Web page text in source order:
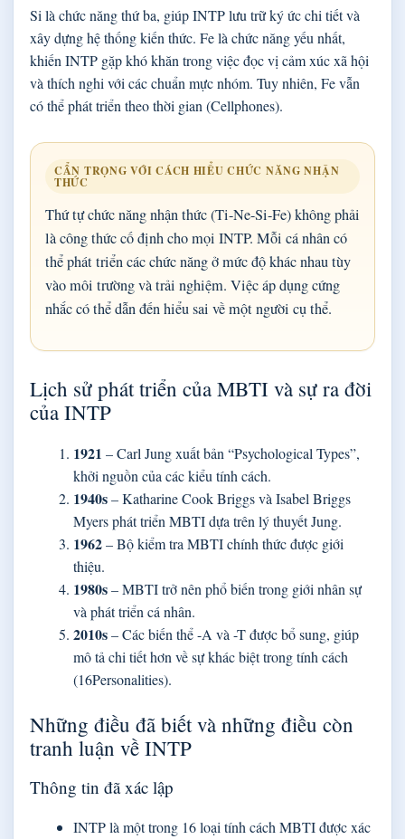
Si là chức năng thứ ba, giúp INTP lưu trữ ký ức chi tiết và
xây dựng hệ thống kiến thức. Fe là chức năng yếu nhất,
khiến INTP gặp khó khăn trong việc đọc vị cảm xúc xã hội
và thích nghi với các chuẩn mực nhóm. Tuy nhiên, Fe vẫn
có thể phát triển theo thời gian (Cellphones).
CẨN TRỌNG VỚI CÁCH HIỂU CHỨC NĂNG NHẬN
THỨC
Thứ tự chức năng nhận thức (Ti-Ne-Si-Fe) không phải
là công thức cố định cho mọi INTP. Mỗi cá nhân có
thể phát triển các chức năng ở mức độ khác nhau tùy
vào môi trường và trải nghiệm. Việc áp dụng cứng
nhắc có thể dẫn đến hiểu sai về một người cụ thể.
Lịch sử phát triển của MBTI và sự ra đời
của INTP
1921 – Carl Jung xuất bản “Psychological Types”,
khởi nguồn của các kiểu tính cách.
1940s– Katharine Cook Briggs và Isabel Briggs
Myers phát triển MBTI dựa trên lý thuyết Jung.
1962– Bộ kiểm tra MBTI chính thức được giới
thiệu.
1980s– MBTI trở nên phổ biến trong giới nhân sự
và phát triển cá nhân.
2010s– Các biến thể -A và -T được bổ sung, giúp
mô tả chi tiết hơn về sự khác biệt trong tính cách
(16Personalities).
Những điều đã biết và những điều còn
tranh luận về INTP
Thông tin đã xác lập
INTP là một trong 16 loại tính cách MBTI được xác